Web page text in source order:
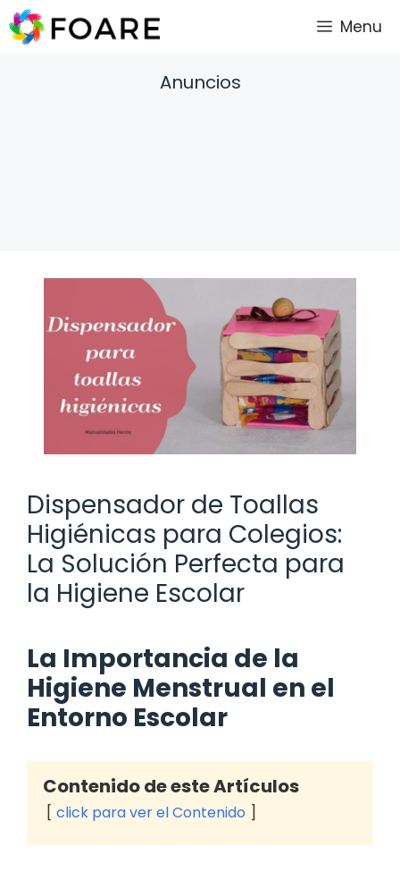
Saltar
al
Menu
Anuncios
Dispensador de Toallas
Higiénicas para Colegios:
La Solución Perfecta para
la Higiene Escolar
La Importancia de la
Higiene Menstrual en el
Entorno Escolar
Contenido de este Artículos
click para ver el Contenido